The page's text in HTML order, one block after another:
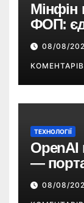
Мінфін
ФОП:
ПДВ з
групи
08/08/
ТЕХНОЛОГІЇ
OpenAI
—
понад
08/08/